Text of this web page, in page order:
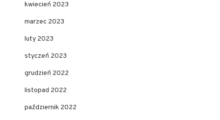
kwiecień 2023
marzec 2023
luty 2023
styczeń 2023
grudzień 2022
listopad 2022
październik 2022